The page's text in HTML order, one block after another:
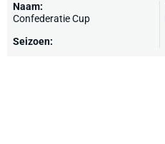
Naam:
Confederatie Cup
Seizoen: